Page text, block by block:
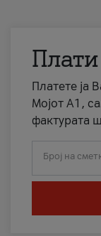
Платете ја
Мојот А1,
фактурата
Број на